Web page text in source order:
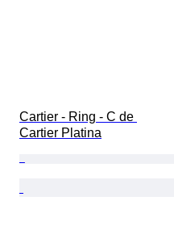
Cartier - Ring - C de
Cartier Platina